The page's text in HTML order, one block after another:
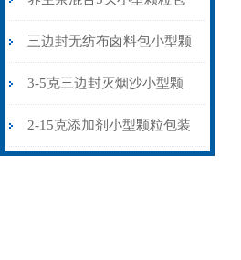
装机高精度可定制
三边封无纺布卤料包小型颗
粒包装机厂家
3-5克三边封灭烟沙小型颗
粒包装机智能化
2-15克添加剂小型颗粒包装